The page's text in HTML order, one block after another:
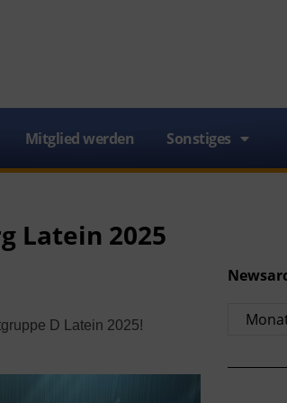
Mitglied werden Sonstiges
Latein 2025
D Latein 2025!